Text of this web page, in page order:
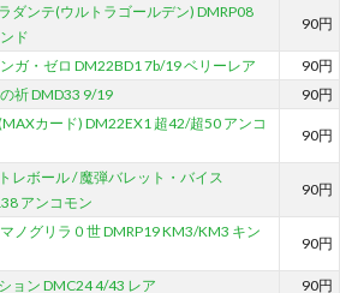
ダンテ(ウルトラゴールデン) DMRP08
ド
90円
ガ・ゼロ DM22BD1 7b/19 ベリーレア
90円
祈 DMD33 9/19 90円
カード) DM22EX1 超42/超50 アンコ
90円
レボール / 魔弾バレット・バイス
アンコモン
90円
ノグリラ０世 DMRP19 KM3/KM3 キン
90円
ョン DMC24 4/43 レア
90円